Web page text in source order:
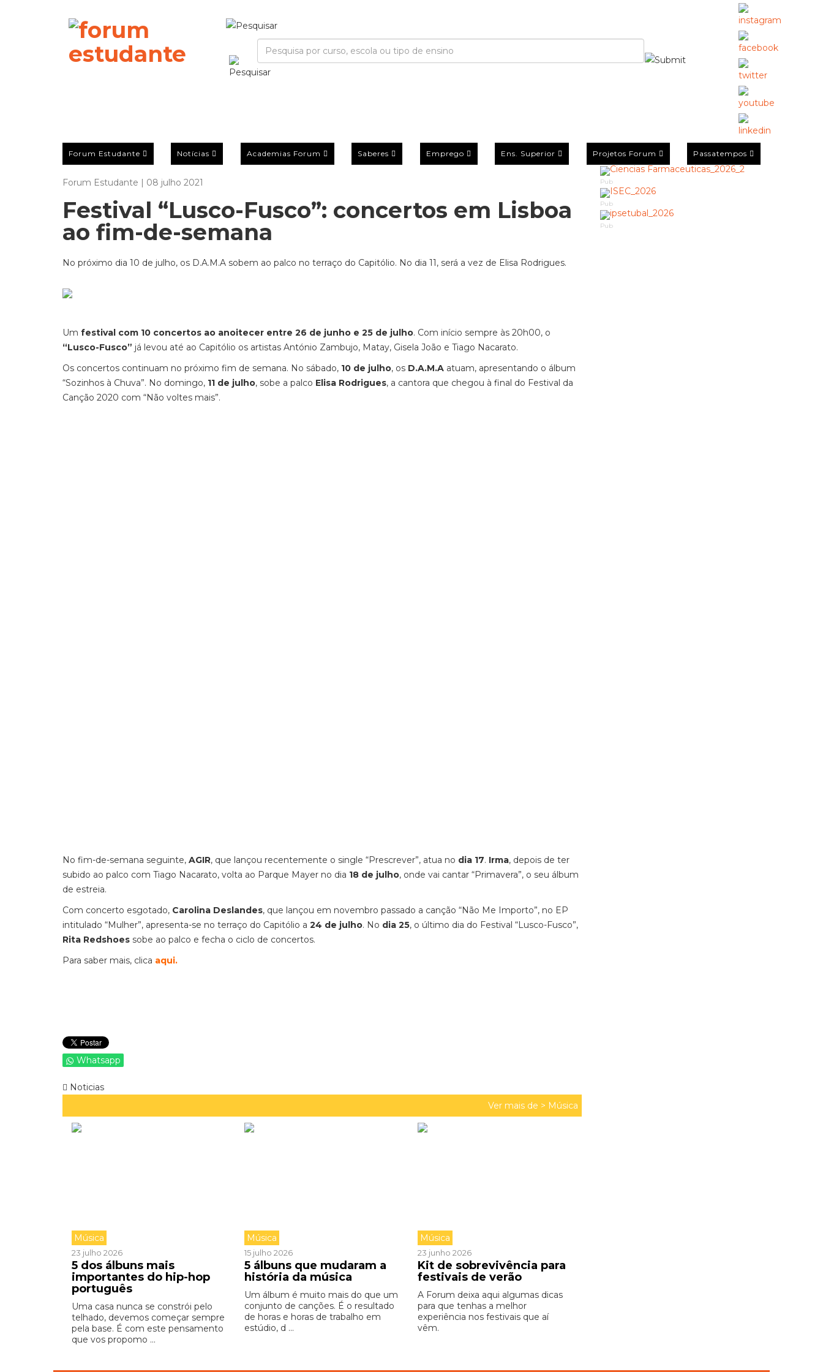
Forum Estudante Notícias Academias Forum Saberes Emprego Ens. Superior Projetos Forum Passatempos
Forum Estudante | 08 julho 2021
Festival “Lusco-Fusco”: concertos em Lisboa
ao fim-de-semana
No próximo dia 10 de julho, os D.A.M.A sobem ao palco no terraço do Capitólio. No dia 11, será a vez de Elisa Rodrigues.
Um festival com 10 concertos ao anoitecer entre 26 de junho e 25 de julho. Com início sempre às 20h00, o
“Lusco-Fusco” já levou até ao Capitólio os artistas António Zambujo, Matay, Gisela João e Tiago Nacarato.
Os concertos continuam no próximo fim de semana. No sábado, 10 de julho, os D.A.M.A atuam, apresentando o álbum
“Sozinhos à Chuva”. No domingo, 11 de julho, sobe a palco Elisa Rodrigues, a cantora que chegou à final do Festival da
Canção 2020 com “Não voltes mais”.
No fim-de-semana seguinte, AGIR, que lançou recentemente o single “Prescrever”, atua no dia 17. Irma, depois de ter
subido ao palco com Tiago Nacarato, volta ao Parque Mayer no dia 18 de julho, onde vai cantar “Primavera”, o seu álbum
de estreia.
Com concerto esgotado, Carolina Deslandes, que lançou em novembro passado a canção “Não Me Importo”, no EP
intitulado “Mulher”, apresenta-se no terraço do Capitólio a 24 de julho. No dia 25, o último dia do Festival “Lusco-Fusco”,
Rita Redshoes sobe ao palco e fecha o ciclo de concertos.
Para saber mais, clica aqui.
Whatsapp
Noticias
Ver mais de > Música
Música
23 julho 2026
5 dos álbuns mais
importantes do hip-hop
português
Uma casa nunca se constrói pelo
telhado, devemos começar sempre
pela base. É com este pensamento
que vos propomo ...
Música
15 julho 2026
5 álbuns que mudaram a
história da música
Um álbum é muito mais do que um
conjunto de canções. É o resultado
de horas e horas de trabalho em
estúdio, d ...
Música
23 junho 2026
Kit de sobrevivência para
festivais de verão
A Forum deixa aqui algumas dicas
para que tenhas a melhor
experiência nos festivais que aí
vêm.
Pub
Pub
Pub